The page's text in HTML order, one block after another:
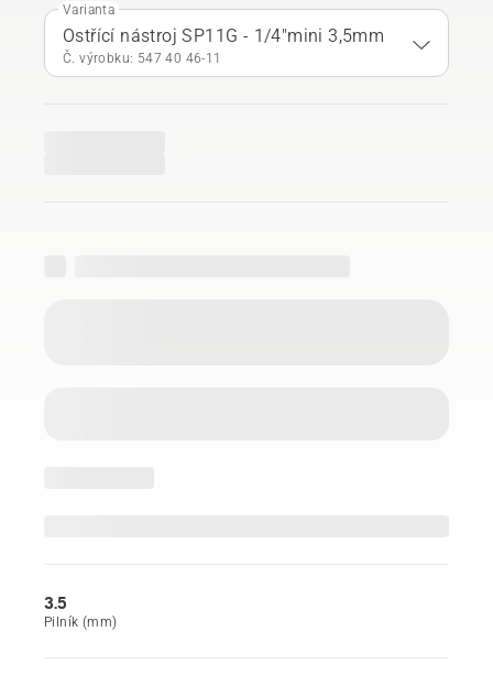
Varianta
Ostřící nástroj SP11G - 1/4"mini 3,5mm
Č. výrobku: 547 40 46‑11
3.5
Pilník (mm)